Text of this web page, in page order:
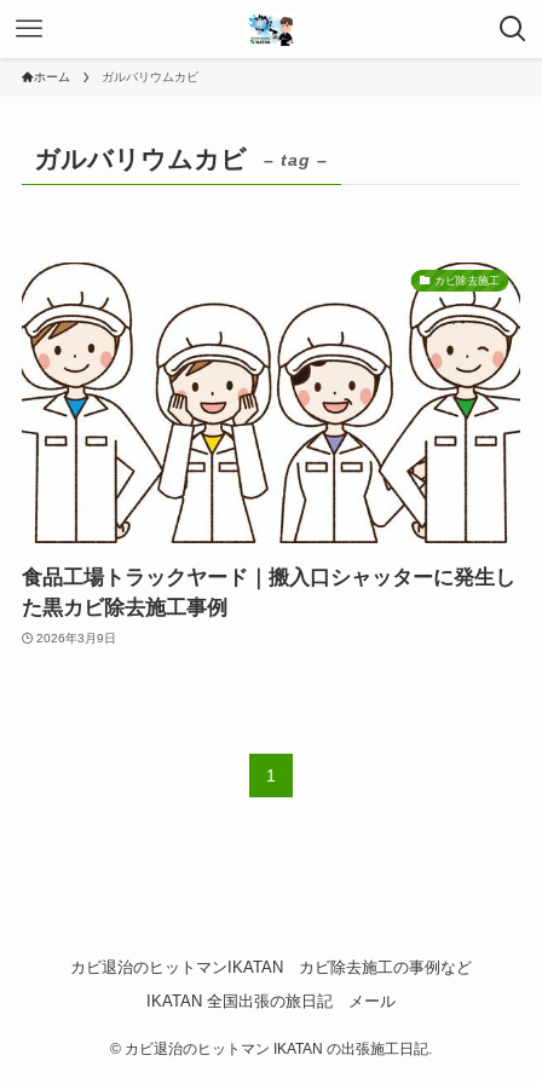
ホーム ガルバリウムカビ
ガルバリウムカビ – tag –
カビ除去施工
食品工場トラックヤード｜搬入口シャッターに発生し
た黒カビ除去施工事例
2026年3月9日
1
カビ退治のヒットマンIKATAN
カビ除去施工の事例など
IKATAN 全国出張の旅日記
メール
© カビ退治のヒットマン IKATAN の出張施工日記.